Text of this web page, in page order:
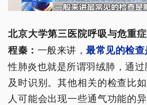
北京大学第三医院呼吸与危重
程秦： 一般来讲， 最常见的检
性肺炎也就是所谓羽绒肺，通
及时识别。其他相关的检查比
人可能会出现一些通气功能的